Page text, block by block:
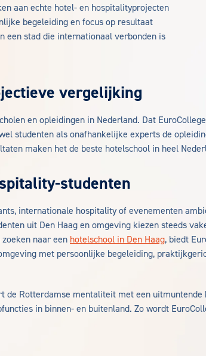
aan echte hotel- en hospitalityprojecten
begeleiding en focus op resultaat
een stad die internationaal verbonden is
vergelijking
en opleidingen in Nederland. Dat
studenten als onafhankelijke experts de
maken het de beste hotelschool in heel
studenten
internationale hospitality of evenementen
uit Den Haag en omgeving kiezen steeds
naar een hotelschool in Den Haag, biedt
met persoonlijke begeleiding,
de Rotterdamse mentaliteit met een
in binnen- en buitenland. Zo wordt